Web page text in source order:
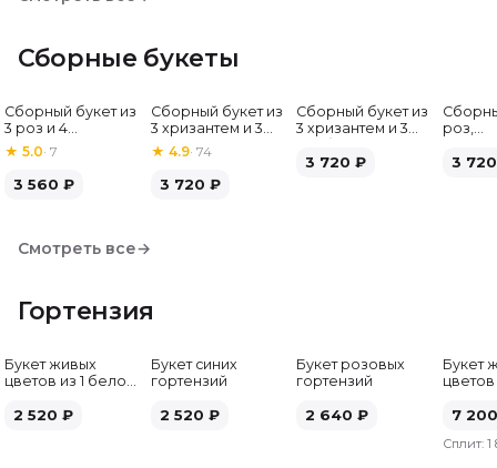
Сборные букеты
Сборный букет из
3 роз и 4
альстромерий
★ 5.0· 7
3 560 ₽
Хит
Сборный букет из
3 хризантем и 3
альстромерий
★ 4.9· 74
3 720 ₽
Сборный букет из
3 хризантем и 3
3 720 ₽
роз,
3 720
Смотреть все→
Гортензия
Букет живых
цветов из 1 белой
2 520 ₽
Букет синих
гортензий
2 520 ₽
Букет розовых
гортензий
2 640 ₽
Букет
7 200
Сплит: 1